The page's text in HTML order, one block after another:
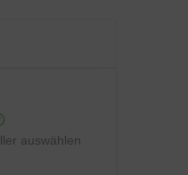
auswählen